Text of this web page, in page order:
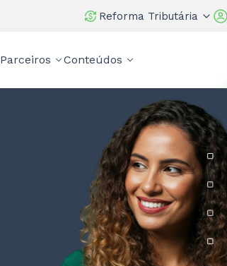
Reforma Tributária
Parceiros Conteúdos